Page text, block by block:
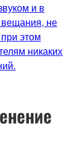
и в
не
этом
никаких